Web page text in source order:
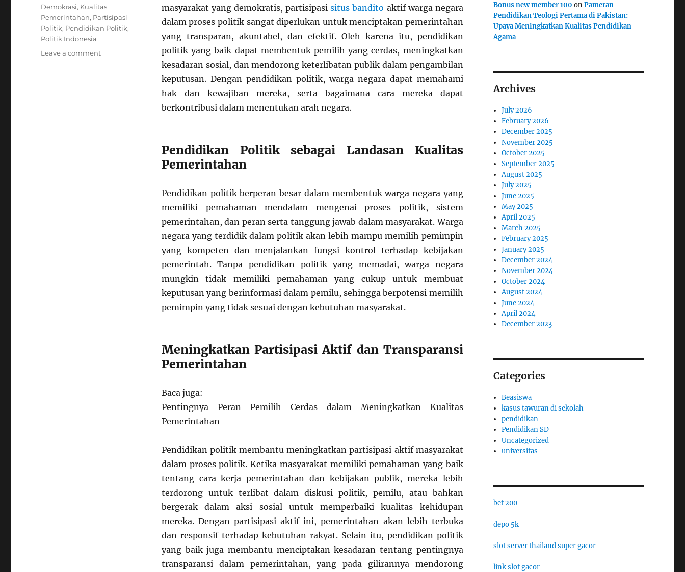
masyarakat yang demokratis, partisipasisitus bandito aktif warga negara
dalam proses politik sangat diperlukan untuk menciptakan pemerintahan
yang transparan, akuntabel, dan efektif. Oleh karena itu, pendidikan
politik yang baik dapat membentuk pemilih yang cerdas, meningkatkan
kesadaran sosial, dan mendorong keterlibatan publik dalam pengambilan
keputusan. Dengan pendidikan politik, warga negara dapat memahami
hak dan kewajiban mereka, serta bagaimana cara mereka dapat
berkontribusi dalam menentukan arah negara.
Pendidikan Politik sebagai Landasan Kualitas
Pemerintahan
Pendidikan politik berperan besar dalam membentuk warga negara yang
memiliki pemahaman mendalam mengenai proses politik, sistem
pemerintahan, dan peran serta tanggung jawab dalam masyarakat. Warga
negara yang terdidik dalam politik akan lebih mampu memilih pemimpin
yang kompeten dan menjalankan fungsi kontrol terhadap kebijakan
pemerintah. Tanpa pendidikan politik yang memadai, warga negara
mungkin tidak memiliki pemahaman yang cukup untuk membuat
keputusan yang berinformasi dalam pemilu, sehingga berpotensi memilih
pemimpin yang tidak sesuai dengan kebutuhan masyarakat.
Meningkatkan Partisipasi Aktif dan Transparansi
Pemerintahan
Baca juga:
Pentingnya Peran Pemilih Cerdas dalam Meningkatkan Kualitas
Pemerintahan
Pendidikan politik membantu meningkatkan partisipasi aktif masyarakat
dalam proses politik. Ketika masyarakat memiliki pemahaman yang baik
tentang cara kerja pemerintahan dan kebijakan publik, mereka lebih
terdorong untuk terlibat dalam diskusi politik, pemilu, atau bahkan
bergerak dalam aksi sosial untuk memperbaiki kualitas kehidupan
mereka. Dengan partisipasi aktif ini, pemerintahan akan lebih terbuka
dan responsif terhadap kebutuhan rakyat. Selain itu, pendidikan politik
yang baik juga membantu menciptakan kesadaran tentang pentingnya
transparansi dalam pemerintahan, yang pada gilirannya mendorong
Tags
Demokrasi, Kualitas
Pemerintahan, Partisipasi
Politik, Pendidikan Politik,
Politik Indonesia
Leave a commenton
Bonus new member 100 onPameran
Pendidikan Teologi Pertama di Pakistan:
Upaya Meningkatkan Kualitas Pendidikan
Agama
Archives
July 2026
February 2026
December 2025
November 2025
October 2025
September 2025
August 2025
July 2025
June 2025
May 2025
April 2025
March 2025
February 2025
January 2025
December 2024
November 2024
October 2024
August 2024
June 2024
April 2024
December 2023
Categories
Beasiswa
kasus tawuran di sekolah
pendidikan
Pendidikan SD
Uncategorized
universitas
bet 200
depo 5k
slot server thailand super gacor
link slot gacor